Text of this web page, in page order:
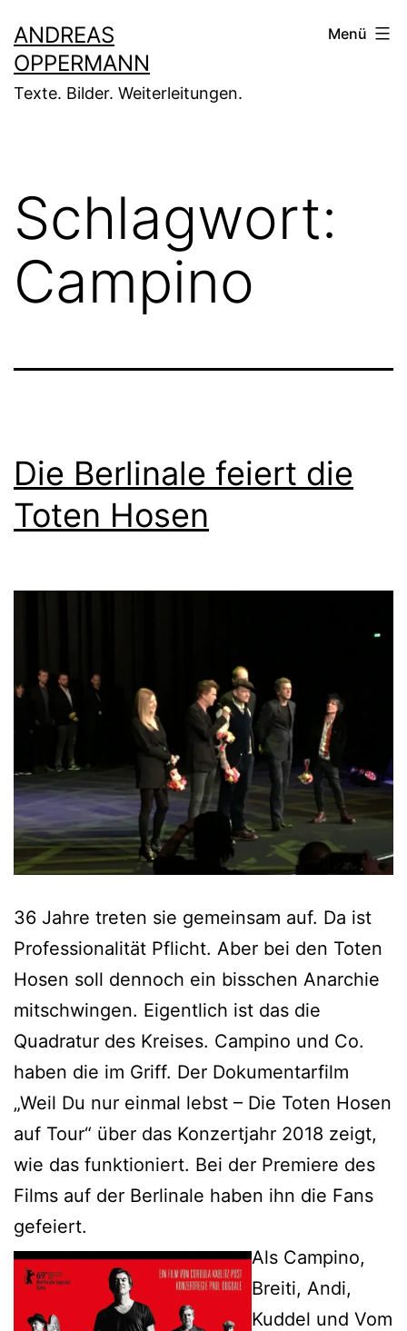
Inhalt
springen
ANDREAS
OPPERMANN
Texte. Bilder. Weiterleitungen.
Menü
Schlagwort:
Campino
Die Berlinale feiert die
Toten Hosen
36 Jahre treten sie gemeinsam auf. Da ist
Professionalität Pflicht. Aber bei den Toten
Hosen soll dennoch ein bisschen Anarchie
mitschwingen. Eigentlich ist das die
Quadratur des Kreises. Campino und Co.
haben die im Griff. Der Dokumentarfilm
„Weil Du nur einmal lebst – Die Toten Hosen
auf Tour“ über das Konzertjahr 2018 zeigt,
wie das funktioniert. Bei der Premiere des
Films auf der Berlinale haben ihn die Fans
gefeiert.
Als Campino,
Breiti, Andi,
Kuddel und Vom